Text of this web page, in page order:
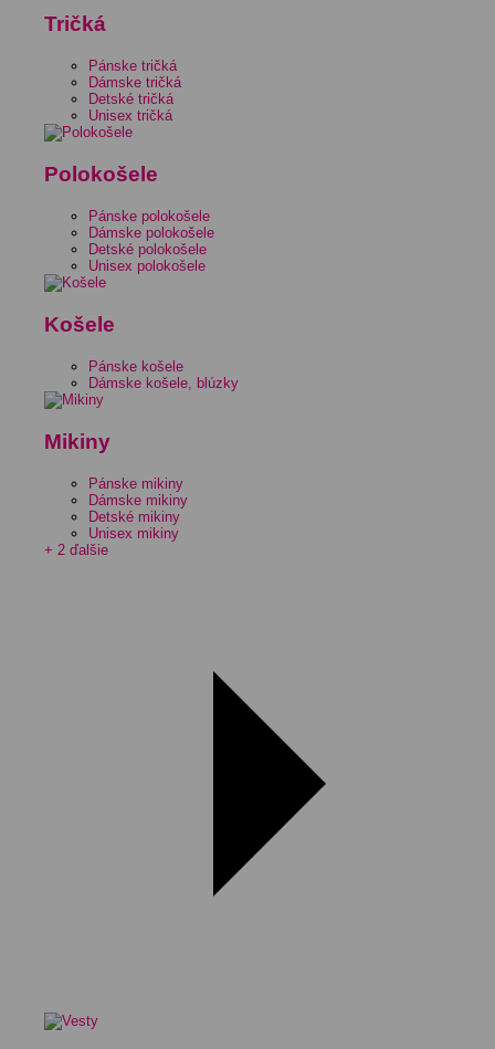
Tričká
Pánske tričká
Dámske tričká
Detské tričká
Unisex tričká
Polokošele
Pánske polokošele
Dámske polokošele
Detské polokošele
Unisex polokošele
Košele
Pánske košele
Dámske košele, blúzky
Mikiny
Pánske mikiny
Dámske mikiny
Detské mikiny
Unisex mikiny
+ 2 ďalšie